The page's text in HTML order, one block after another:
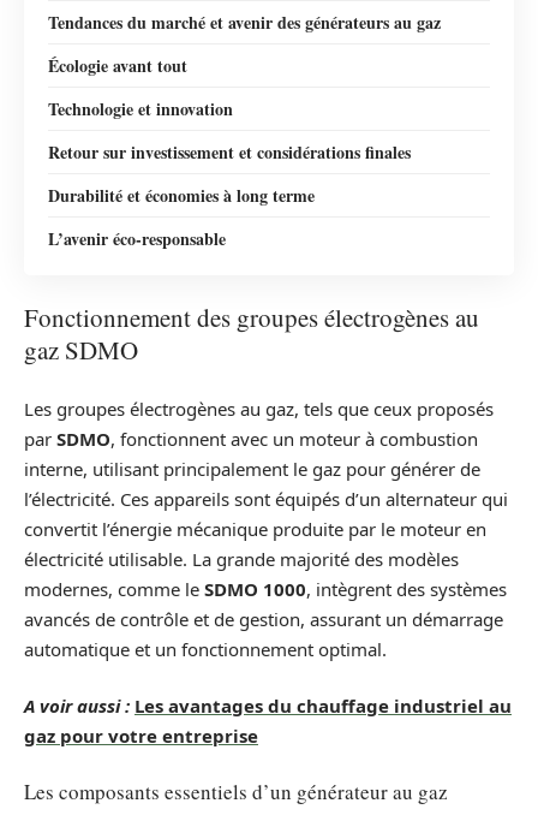
Tendances du marché et avenir des générateurs au gaz
Écologie avant tout
Technologie et innovation
Retour sur investissement et considérations finales
Durabilité et économies à long terme
L’avenir éco-responsable
Fonctionnement des groupes électrogènes au
gaz SDMO
Les groupes électrogènes au gaz, tels que ceux proposés
par SDMO, fonctionnent avec un moteur à combustion
interne, utilisant principalement le gaz pour générer de
l’électricité. Ces appareils sont équipés d’un alternateur qui
convertit l’énergie mécanique produite par le moteur en
électricité utilisable. La grande majorité des modèles
modernes, comme le SDMO 1000, intègrent des systèmes
avancés de contrôle et de gestion, assurant un démarrage
automatique et un fonctionnement optimal.
A voir aussi : Les avantages du chauffage industriel au
gaz pour votre entreprise
Les composants essentiels d’un générateur au gaz